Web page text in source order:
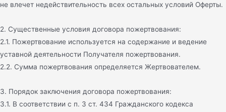
не влечет недействительность всех остальных условий Оферты.
2. Существенные условия договора пожертвования:
2.1. Пожертвование используется на содержание и ведение
уставной деятельности Получателя пожертвования.
2.2. Сумма пожертвования определяется Жертвователем.
3. Порядок заключения договора пожертвования:
3.1. В соответствии с п. 3 ст. 434 Гражданского кодекса